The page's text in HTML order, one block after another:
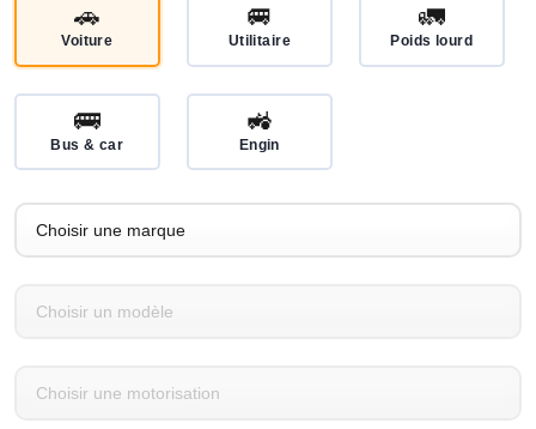
🚗
Voiture
🚐
Utilitaire
🚛
Poids lourd
🚌
Bus & car
🚜
Engin